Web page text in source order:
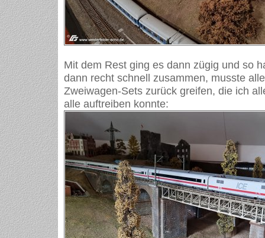
Mit dem Rest ging es dann zügig und so
dann recht schnell zusammen, musste
Zweiwagen-Sets zurück greifen, die ich
alle auftreiben konnte: